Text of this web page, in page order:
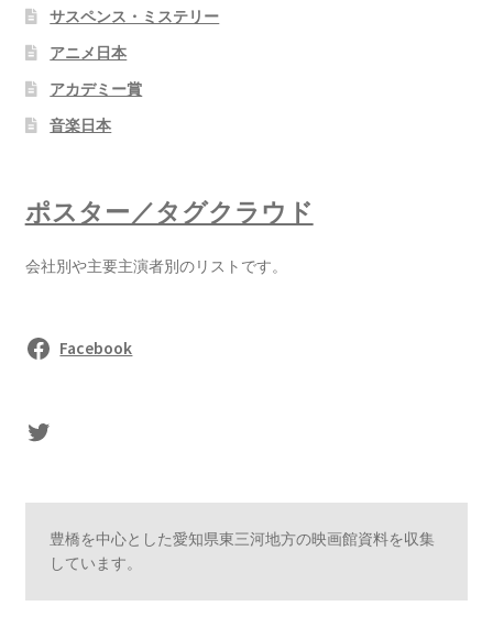
サスペンス・ミステリー
アニメ日本
アカデミー賞
音楽日本
ポスター／タグクラウド
会社別や主要主演者別のリストです。
Facebook
sasaki's Twitter
豊橋を中心とした愛知県東三河地方の映画館資料を収集
しています。